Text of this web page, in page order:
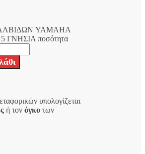
YAMAHA
ΓΝΗΣΙΑ ποσότητα
υπολογίζεται
ή τον όγκο των